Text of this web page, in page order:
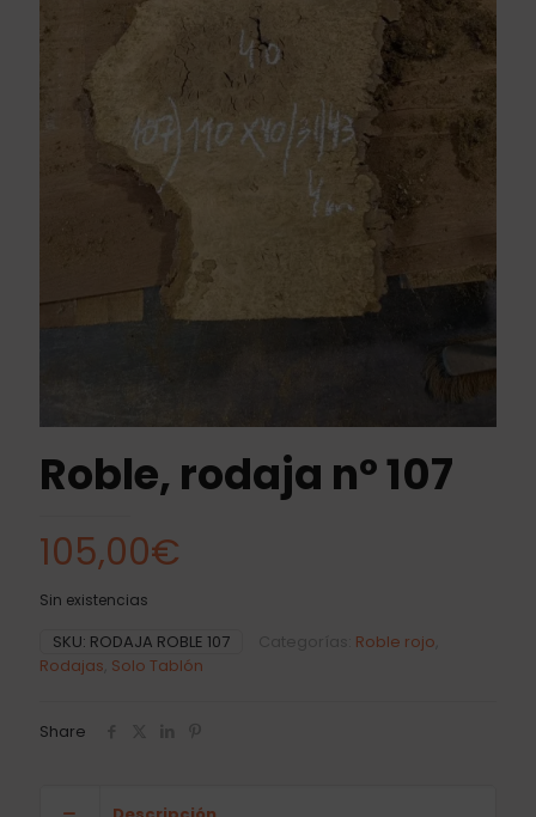
Roble, rodaja nº 107
105,00€
Sin existencias
SKU: RODAJA ROBLE 107 Roble rojo
Rodajas Solo Tablón
Share